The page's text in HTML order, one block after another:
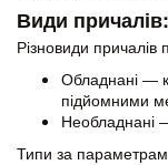
Види
Різновиди причалів
Обладнані ―
підйомними
Необладнані
Типи за